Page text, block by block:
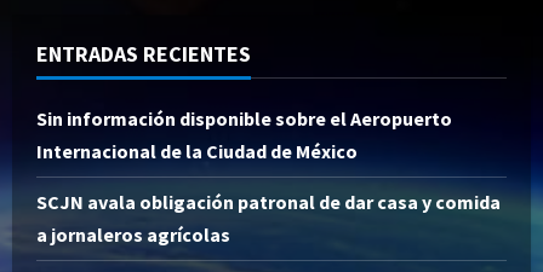
ENTRADAS RECIENTES
Sin información disponible sobre el Aeropuerto
Internacional de la Ciudad de México
SCJN avala obligación patronal de dar casa y comida
a jornaleros agrícolas